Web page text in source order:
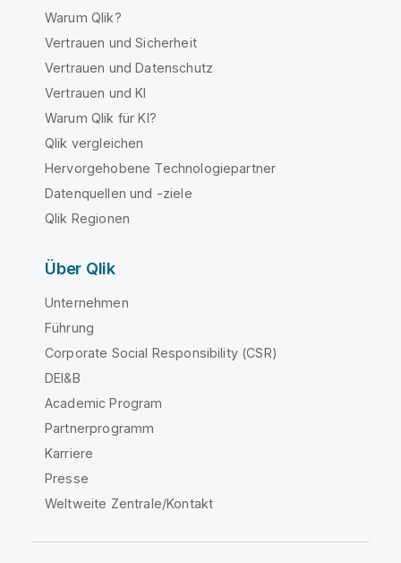
Warum Qlik?
Vertrauen und Sicherheit
Vertrauen und Datenschutz
Vertrauen und KI
Warum Qlik für KI?
Qlik vergleichen
Hervorgehobene Technologiepartner
Datenquellen und -ziele
Qlik Regionen
Über Qlik
Unternehmen
Führung
Corporate Social Responsibility (CSR)
DEI&B
Academic Program
Partnerprogramm
Karriere
Presse
Weltweite Zentrale/Kontakt